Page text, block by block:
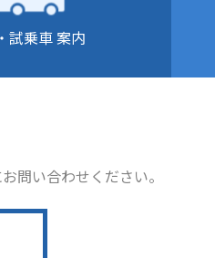
試乗車 案内
問い合わせください。